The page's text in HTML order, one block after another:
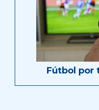
Fútbol por